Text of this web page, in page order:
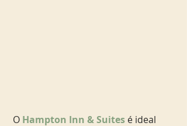
O Hampton Inn & Suites é ideal